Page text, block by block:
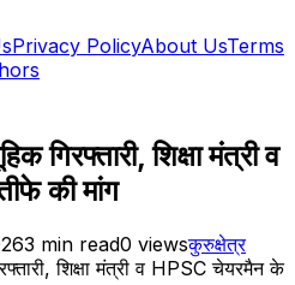
Privacy PolicyAbout UsTerms
गिरफ्तारी, शिक्षा मंत्री व
की मांग
3 min read0 viewsकुरुक्षेत्र